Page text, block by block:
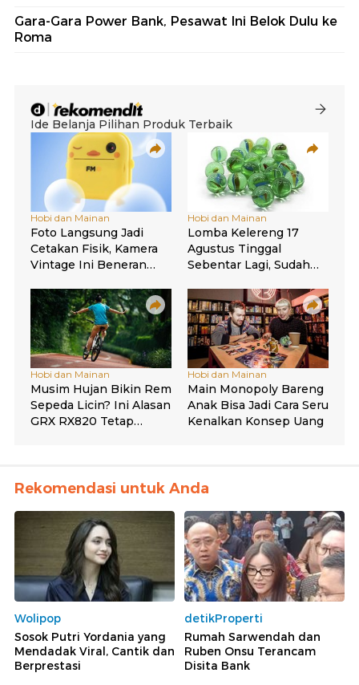
Gara-Gara Power Bank, Pesawat Ini Belok Dulu ke
Roma
Rekomendasi untuk Anda
Wolipop
Sosok Putri Yordania yang
Mendadak Viral, Cantik dan
Berprestasi
detikProperti
Rumah Sarwendah dan
Ruben Onsu Terancam
Disita Bank